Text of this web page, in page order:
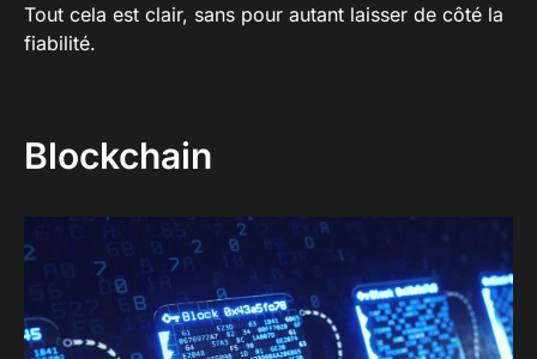
Tout cela est clair, sans pour autant laisser de côté la
fiabilité.
Blockchain